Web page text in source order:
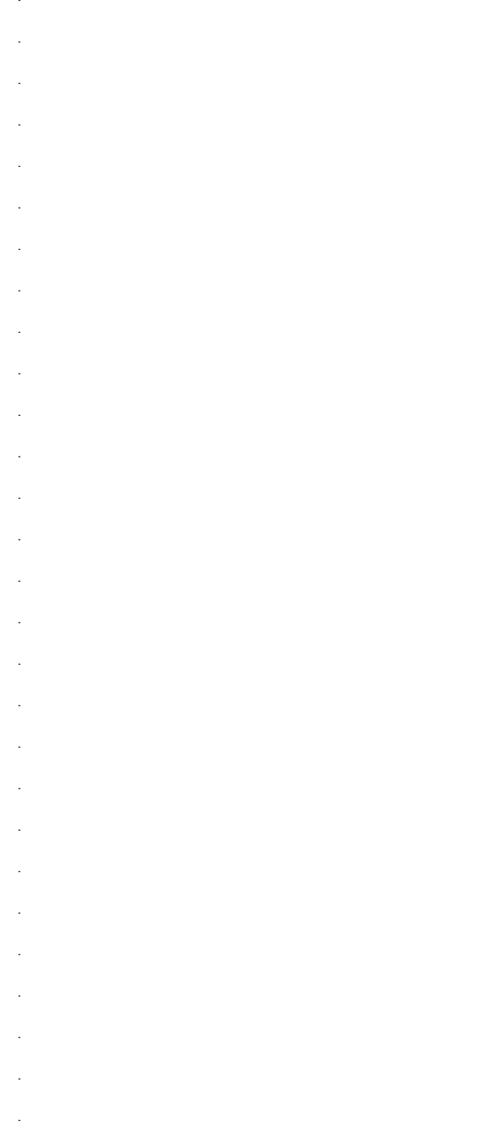
.
.
.
.
.
.
.
.
.
.
.
.
.
.
.
.
.
.
.
.
.
.
.
.
.
.
.